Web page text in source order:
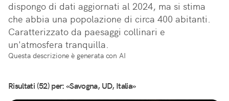
dispongo di dati aggiornati al 2024, ma si stima
che abbia una popolazione di circa 400 abitanti.
Caratterizzato da paesaggi collinari e
un'atmosfera tranquilla.
Questa descrizione è generata con AI
Risultati (52) per: «Savogna, UD, Italia»